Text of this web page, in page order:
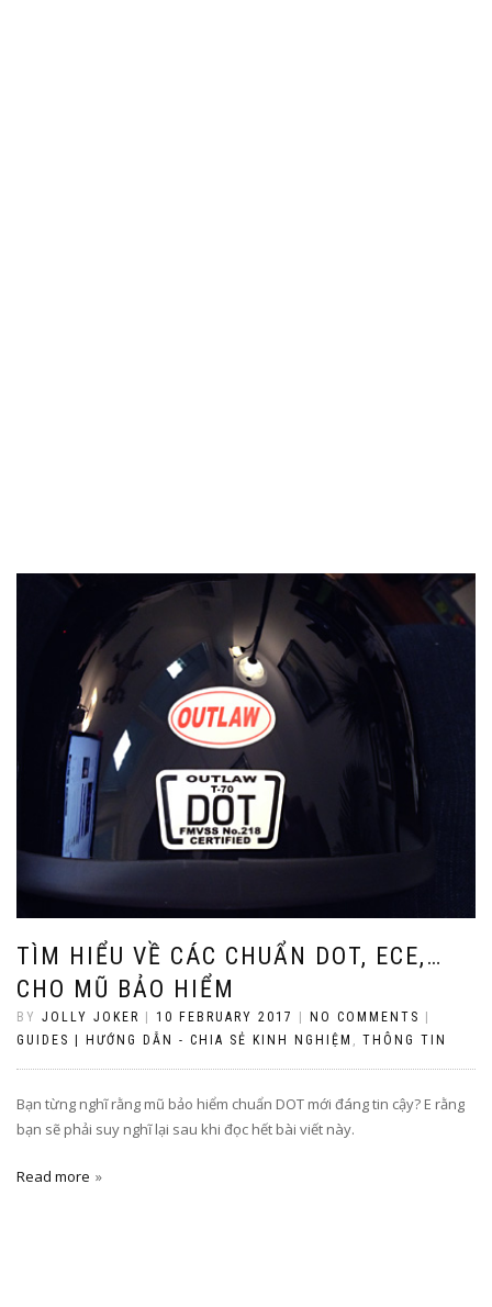
TÌM HIỂU VỀ CÁC CHUẨN DOT, ECE,…
CHO MŨ BẢO HIỂM
BY JOLLY JOKER | 10 FEBRUARY 2017 | NO COMMENTS |
GUIDES | HƯỚNG DẪN - CHIA SẺ KINH NGHIỆM
THÔNG TIN
Bạn từng nghĩ rằng mũ bảo hiểm chuẩn DOT mới đáng tin cậy? E rằng
bạn sẽ phải suy nghĩ lại sau khi đọc hết bài viết này.
Read more